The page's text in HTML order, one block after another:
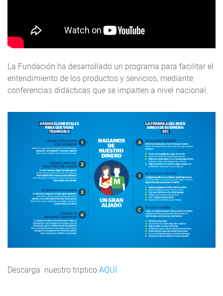
La Fundación ha desarrollado un programa para facilitar el
entendimiento de los productos y servicios, mediante
conferencias didácticas que se imparten a nivel nacional.
Descarga nuestro trípticoAQUÍ